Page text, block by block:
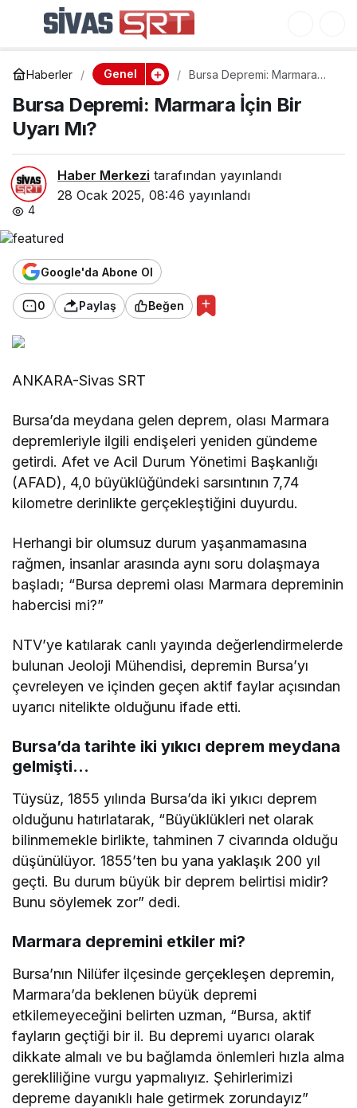
Haberler Genel
Bursa Depremi: Marmara
Bursa Depremi: Marmara İçin Bir
Uyarı Mı?
Haber Merkezi tarafından yayınlandı
28 Ocak 2025, 08:46 yayınlandı
4
Google'da Abone Ol
0 Paylaş Beğen
ANKARA-Sivas SRT
Bursa’da meydana gelen deprem, olası Marmara
depremleriyle ilgili endişeleri yeniden gündeme
getirdi. Afet ve Acil Durum Yönetimi Başkanlığı
(AFAD), 4,0 büyüklüğündeki sarsıntının 7,74
kilometre derinlikte gerçekleştiğini duyurdu.
Herhangi bir olumsuz durum yaşanmamasına
rağmen, insanlar arasında aynı soru dolaşmaya
başladı; “Bursa depremi olası Marmara depreminin
habercisi mi?”
NTV’ye katılarak canlı yayında değerlendirmelerde
bulunan Jeoloji Mühendisi, depremin Bursa’yı
çevreleyen ve içinden geçen aktif faylar açısından
uyarıcı nitelikte olduğunu ifade etti.
Bursa’da tarihte iki yıkıcı deprem meydana
gelmişti…
Tüysüz, 1855 yılında Bursa’da iki yıkıcı deprem
olduğunu hatırlatarak, “Büyüklükleri net olarak
bilinmemekle birlikte, tahminen 7 civarında olduğu
düşünülüyor. 1855’ten bu yana yaklaşık 200 yıl
geçti. Bu durum büyük bir deprem belirtisi midir?
Bunu söylemek zor” dedi.
Marmara depremini etkiler mi?
Bursa’nın Nilüfer ilçesinde gerçekleşen depremin,
Marmara’da beklenen büyük depremi
etkilemeyeceğini belirten uzman, “Bursa, aktif
fayların geçtiği bir il. Bu depremi uyarıcı olarak
dikkate almalı ve bu bağlamda önlemleri hızla alma
gerekliliğine vurgu yapmalıyız. Şehirlerimizi
depreme dayanıklı hale getirmek zorundayız”
Bursa Depremi: